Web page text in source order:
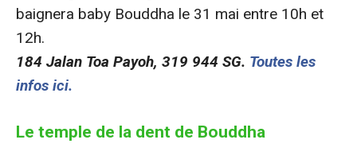
baignera baby Bouddha le 31 mai entre 10h et
12h.
184 Jalan Toa Payoh, 319 944 SG. Toutes les
infos ici.
Le temple de la dent de Bouddha